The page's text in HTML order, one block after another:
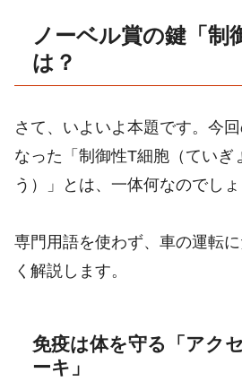
ノーベル賞の鍵「制
は？
さて、いよいよ本題です。今
なった「制御性T細胞（ていぎ
う）」とは、一体何なのでしょ
専門用語を使わず、車の運転
く解説します。
免疫は体を守る「アク
ーキ」